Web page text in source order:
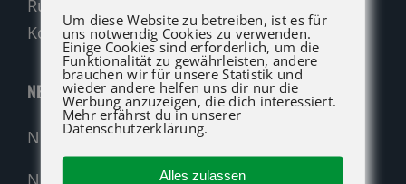
Rufen Sie an oder nutzen Sie unser
Kontaktformular für eine Anfrage.
NEUMASCHINEN
Neumaschinen Übersicht
Neumaschinen Genie
Um diese Website zu betreiben, ist es für
uns notwendig Cookies zu verwenden.
Einige Cookies sind erforderlich, um die
Funktionalität zu gewährleisten, andere
brauchen wir für unsere Statistik und
wieder andere helfen uns dir nur die
Werbung anzuzeigen, die dich interessiert.
Mehr erfährst du in unserer
Datenschutzerklärung.
Alles zulassen